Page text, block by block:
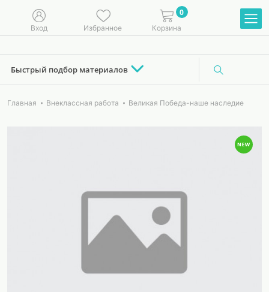
Вход Избранное
0
Корзина
Быстрый подбор материалов
Главная Внеклассная работа Великая Победа-наше наследие